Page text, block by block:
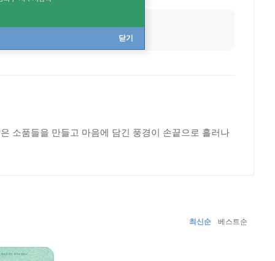
닫기
소품들을 만들고 마음에 담긴 풍경이 손끝으로 흘러나
최신순 베스트순